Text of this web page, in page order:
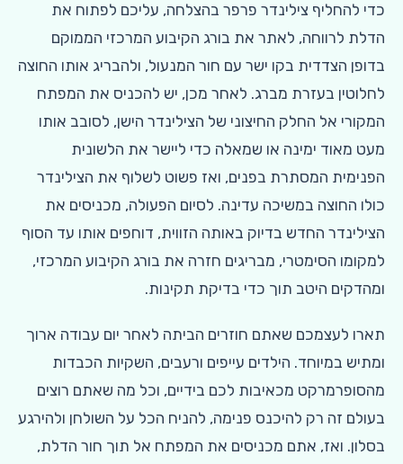
כדי להחליף צילינדר פרפר בהצלחה, עליכם לפתוח את
הדלת לרווחה, לאתר את בורג הקיבוע המרכזי הממוקם
בדופן הצדדית בקו ישר עם חור המנעול, ולהבריג אותו החוצה
לחלוטין בעזרת מברג. לאחר מכן, יש להכניס את המפתח
המקורי אל החלק החיצוני של הצילינדר הישן, לסובב אותו
מעט מאוד ימינה או שמאלה כדי ליישר את הלשונית
הפנימית המסתרת בפנים, ואז פשוט לשלוף את הצילינדר
כולו החוצה במשיכה עדינה. לסיום הפעולה, מכניסים את
הצילינדר החדש בדיוק באותה הזווית, דוחפים אותו עד הסוף
למקומו הסימטרי, מבריגים חזרה את בורג הקיבוע המרכזי,
ומהדקים היטב תוך כדי בדיקת תקינות.
תארו לעצמכם שאתם חוזרים הביתה לאחר יום עבודה ארוך
ומתיש במיוחד. הילדים עייפים ורעבים, השקיות הכבדות
מהסופרמרקט מכאיבות לכם בידיים, וכל מה שאתם רוצים
בעולם זה רק להיכנס פנימה, להניח הכל על השולחן ולהירגע
בסלון. ואז, אתם מכניסים את המפתח אל תוך חור הדלת,